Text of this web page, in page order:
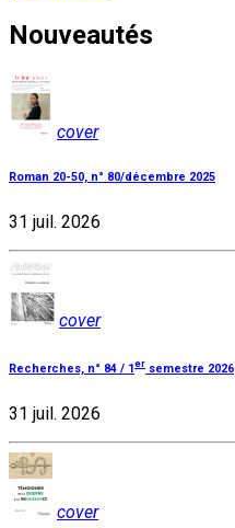
Nouveautés
cover
Roman 20-50, n° 80/décembre 2025
31 juil. 2026
cover
Recherches, n° 84 / 1er semestre 2026
31 juil. 2026
cover